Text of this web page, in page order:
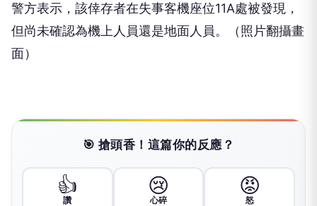
警方表示，該倖存者在失事客機座位11A處被發現，
但尚未確認為機上人員還是地面人員。（照片翻攝畫
面）
🎯 搶頭香！這篇你的反應？
👍
讚
😢
心碎
😡
怒